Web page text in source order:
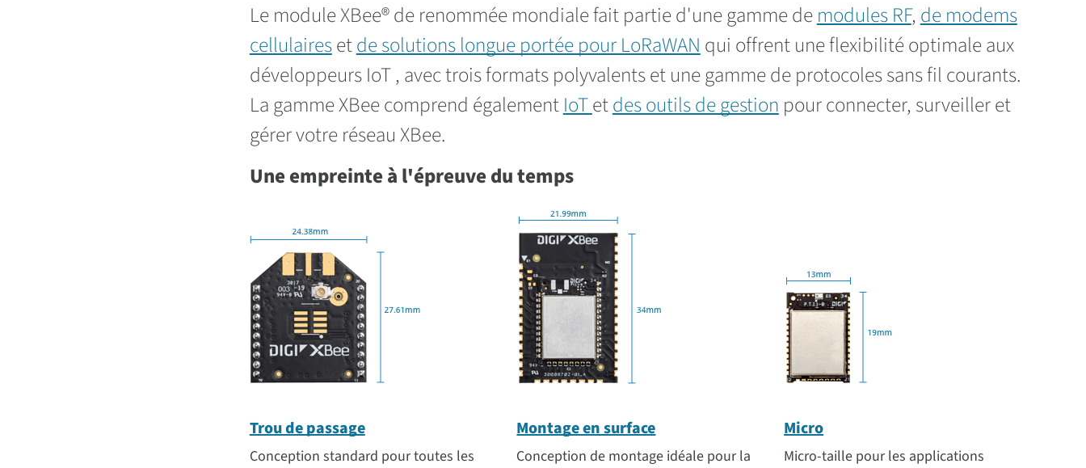
Le module XBee® de renommée mondiale fait partie d'une gamme demodules RF, de modems
cellulairesetde solutions longue portée pour LoRaWAN qui offrent une flexibilité optimale aux
développeurs IoT , avec trois formats polyvalents et une gamme de protocoles sans fil courants.
La gamme XBee comprend égalementIoTetdes outils de gestion pour connecter, surveiller et
gérer votre réseau XBee.
Une empreinte à l'épreuve du temps
Trou de passage
Conception standard pour toutes les
Montage en surface
Conception de montage idéale pour la
Micro
Micro-taille pour les applications